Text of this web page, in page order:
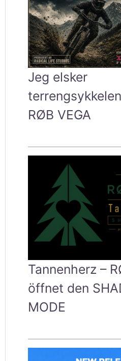
Jeg elsker
RØB VEGA
Tannenherz –
öffnet den
MODE